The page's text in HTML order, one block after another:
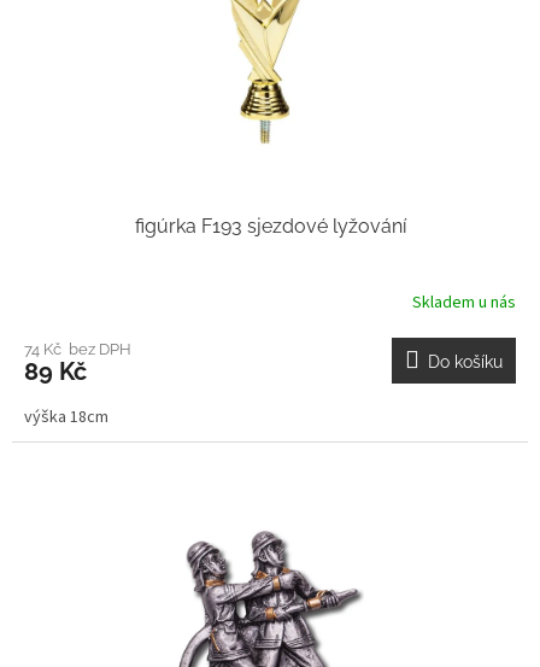
figúrka F193 sjezdové lyžování
Skladem u nás
74 Kč bez DPH
89 Kč Do košíku
výška 18cm